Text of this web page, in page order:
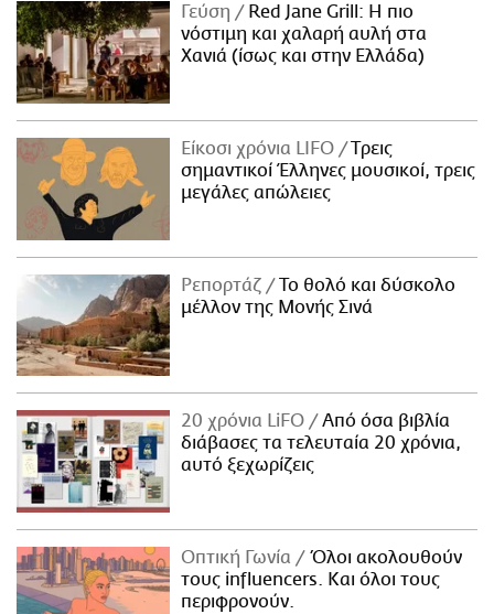
Γεύση
Red Jane Grill: Η πιο
νόστιμη και χαλαρή αυλή στα
Χανιά (ίσως και στην Ελλάδα)
Είκοσι χρόνια LIFO
Tρεις
σημαντικοί Έλληνες μουσικοί, τρεις
μεγάλες απώλειες
Ρεπορτάζ
Το θολό και δύσκολο
μέλλον της Μονής Σινά
20 χρόνια LiFO
Από όσα βιβλία
διάβασες τα τελευταία 20 χρόνια,
αυτό ξεχωρίζεις
Οπτική Γωνία
Όλοι ακολουθούν
τους influencers. Και όλοι τους
περιφρονούν.